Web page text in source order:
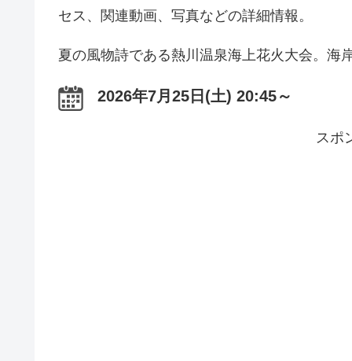
セス、関連動画、写真などの詳細情報。
夏の風物詩である熱川温泉海上花火大会。海
2026年7月25日(土) 20:45～
スポ